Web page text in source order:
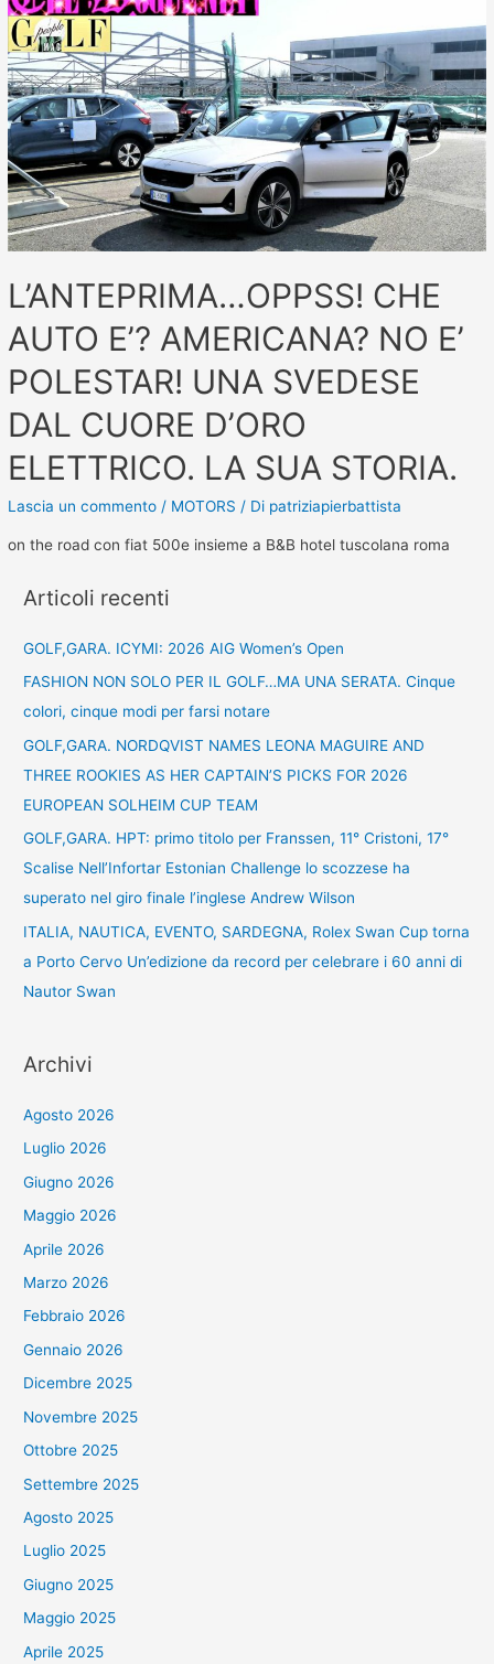
L’ANTEPRIMA…OPPSS! CHE
AUTO E’? AMERICANA? NO E’
POLESTAR! UNA SVEDESE
DAL CUORE D’ORO
ELETTRICO. LA SUA STORIA.
Lascia un commento / MOTORS / Di patriziapierbattista
on the road con fiat 500e insieme a B&B hotel tuscolana roma
Articoli recenti
GOLF,GARA. ICYMI: 2026 AIG Women’s Open
FASHION NON SOLO PER IL GOLF…MA UNA SERATA. Cinque
colori, cinque modi per farsi notare
GOLF,GARA. NORDQVIST NAMES LEONA MAGUIRE AND
THREE ROOKIES AS HER CAPTAIN’S PICKS FOR 2026
EUROPEAN SOLHEIM CUP TEAM
GOLF,GARA. HPT: primo titolo per Franssen, 11° Cristoni, 17°
Scalise Nell’Infortar Estonian Challenge lo scozzese ha
superato nel giro finale l’inglese Andrew Wilson
ITALIA, NAUTICA, EVENTO, SARDEGNA, Rolex Swan Cup torna
a Porto Cervo Un’edizione da record per celebrare i 60 anni di
Nautor Swan
Archivi
Agosto 2026
Luglio 2026
Giugno 2026
Maggio 2026
Aprile 2026
Marzo 2026
Febbraio 2026
Gennaio 2026
Dicembre 2025
Novembre 2025
Ottobre 2025
Settembre 2025
Agosto 2025
Luglio 2025
Giugno 2025
Maggio 2025
Aprile 2025